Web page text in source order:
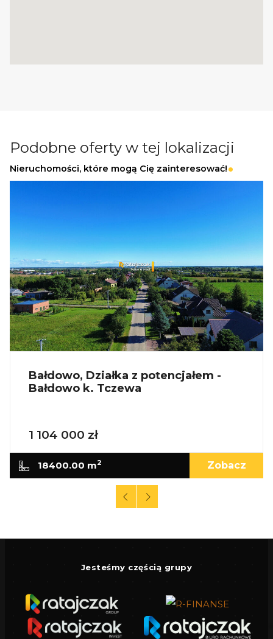
Podobne oferty w tej lokalizacji
Nieruchomości, które mogą Cię zainteresować!
Bałdowo, Działka z potencjałem -
Bałdowo k. Tczewa
1 104 000 zł
18400.00 m2 Zobacz
Jesteśmy częścią grupy